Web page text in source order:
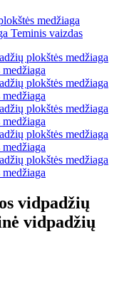
vidpadžių
vidpadžių